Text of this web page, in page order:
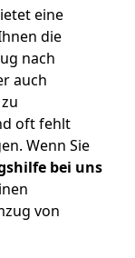
eine
die
nach
auch
oft fehlt
Wenn Sie
bei uns
von